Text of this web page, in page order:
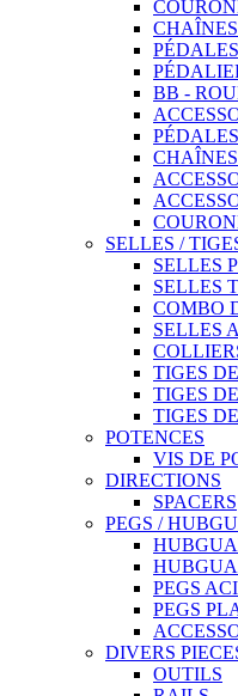
BB -
SELLES /
SELLES
SELLES
COMBO
SELLES
TIGES
TIGES
TIGES
POTENCES
VIS DE
DIRECTIONS
SPACERS
PEGS /
PEGS
PEGS
DIVERS
OUTILS